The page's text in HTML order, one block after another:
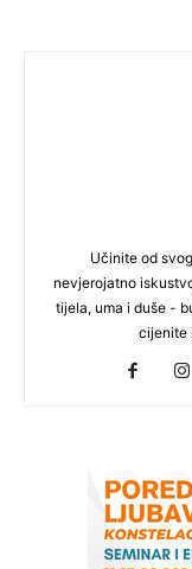
Učinite od
nevjerojatno
tijela, uma i duše -
cijenite